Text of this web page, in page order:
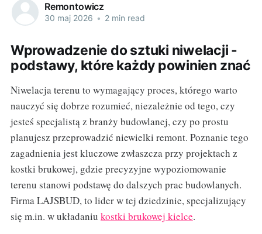
Remontowicz
30 maj 2026 • 2 min read
Wprowadzenie do sztuki niwelacji -
podstawy, które każdy powinien znać
Niwelacja terenu to wymagający proces, którego warto
nauczyć się dobrze rozumieć, niezależnie od tego, czy
jesteś specjalistą z branży budowlanej, czy po prostu
planujesz przeprowadzić niewielki remont. Poznanie tego
zagadnienia jest kluczowe zwłaszcza przy projektach z
kostki brukowej, gdzie precyzyjne wypoziomowanie
terenu stanowi podstawę do dalszych prac budowlanych.
Firma LAJSBUD, to lider w tej dziedzinie, specjalizujący
się m.in. w układaniu kostki brukowej kielce.